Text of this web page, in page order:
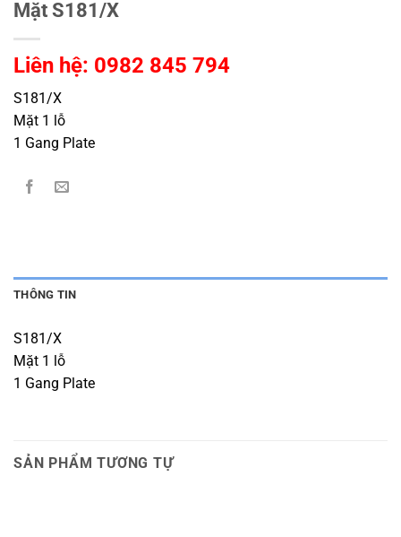
Mặt S181/X
Liên hệ: 0982 845 794
S181/X
Mặt 1 lỗ
1 Gang Plate
THÔNG TIN
S181/X
Mặt 1 lỗ
1 Gang Plate
SẢN PHẨM TƯƠNG TỰ